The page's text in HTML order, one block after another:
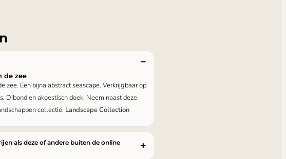
de zee
zee. Een bijna abstract seascape. Verkrijgbaar op
en akoestisch doek. Neem naast deze
collectie: Landscape Collection
als deze of andere buiten de online